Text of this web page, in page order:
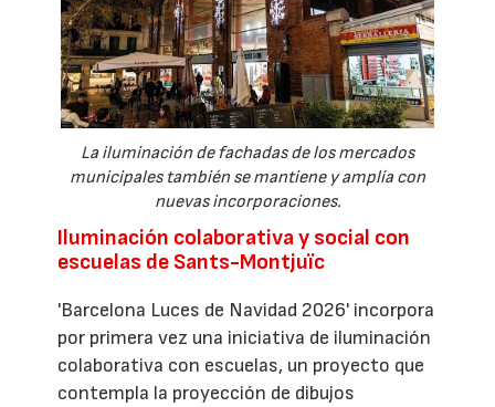
La iluminación de fachadas de los mercados
municipales también se mantiene y amplía con
nuevas incorporaciones.
Iluminación colaborativa y social con
escuelas de Sants-Montjuïc
'Barcelona Luces de Navidad 2026' incorpora
por primera vez una iniciativa de iluminación
colaborativa con escuelas, un proyecto que
contempla la proyección de dibujos